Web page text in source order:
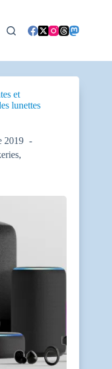
et
lunettes
2019
,